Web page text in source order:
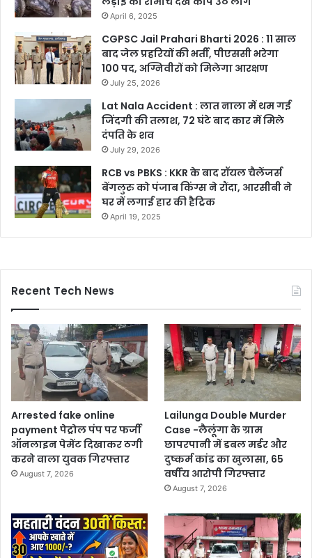
April 6, 2025
CGPSC Jail Prahari Bharti 2026 : 11 साल
बाद जेल प्रहरियों की भर्ती, पीएससी भरेगा
100 पद, अग्निवीरों को मिलेगा आरक्षण
July 25, 2026
Lat Nala Accident : लात नाला में थम गई
जिंदगी की तलाश, 72 घंटे बाद कार में मिले
दंपति के शव
July 29, 2026
RCB vs PBKS : KKR के बाद रॉयल चैलेंजर्स
बेंगलुरु को पंजाब किंग्स ने रौंदा, आरसीबी ने
घर में लगाई हार की हैट्रिक
April 19, 2025
Recent Tech News
Arrested fake online
payment पेट्रोल पंप पर फर्जी
ऑनलाइन पेमेंट दिखाकर ठगी
करने वाला युवक गिरफ्तार
August 7, 2026
Lailunga Double Murder
Case -लैलूंगा के ग्राम
छापरपानी में डबल मर्डर और
दुष्कर्म कांड का खुलासा, 65
वर्षीय आरोपी गिरफ्तार
August 7, 2026